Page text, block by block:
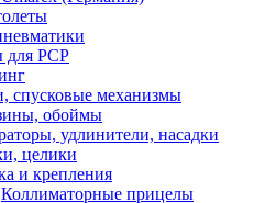
для PCP
спусковые механизмы
обоймы
удлинители, насадки
целики
и крепления
Коллиматорные прицелы